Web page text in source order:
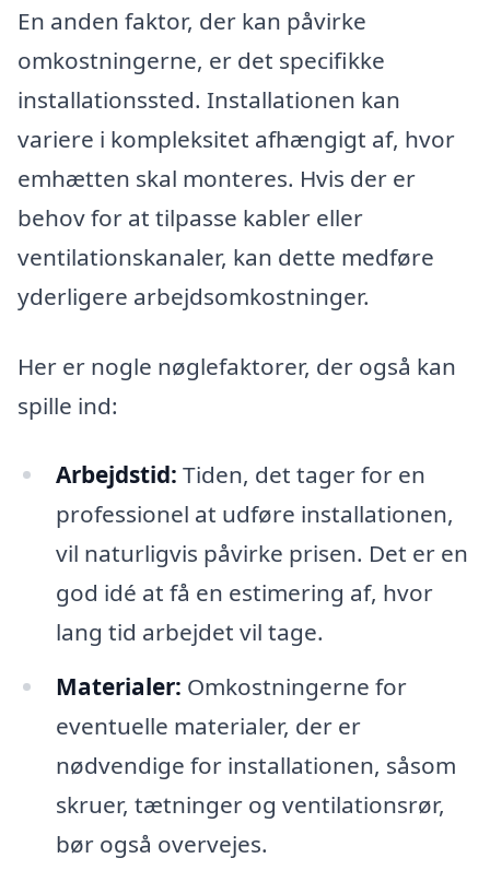
En anden faktor, der kan påvirke
omkostningerne, er det specifikke
installationssted. Installationen kan
variere i kompleksitet afhængigt af, hvor
emhætten skal monteres. Hvis der er
behov for at tilpasse kabler eller
ventilationskanaler, kan dette medføre
yderligere arbejdsomkostninger.
Her er nogle nøglefaktorer, der også kan
spille ind:
Arbejdstid: Tiden, det tager for en
professionel at udføre installationen,
vil naturligvis påvirke prisen. Det er en
god idé at få en estimering af, hvor
lang tid arbejdet vil tage.
Materialer: Omkostningerne for
eventuelle materialer, der er
nødvendige for installationen, såsom
skruer, tætninger og ventilationsrør,
bør også overvejes.